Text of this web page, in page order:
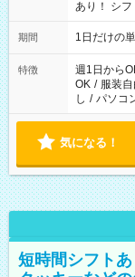
あり！ シ
▼18:00～
期間 1日だけの
特徴 週1日から
OK / 服装自
し / パソコ
気になる！
短時間シフト